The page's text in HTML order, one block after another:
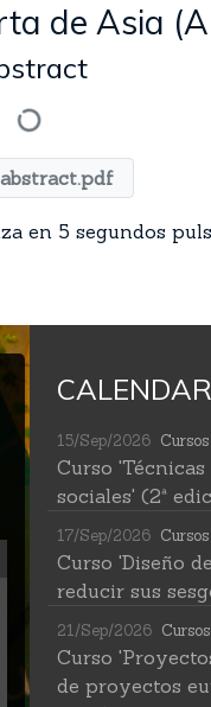
de Asia
en 5 segundos
15/Sep/2026 Cursos
Curso
sociales' (2ª
17/Sep/2026 Cursos
Curso 'Diseño
reducir sus
21/Sep/2026 Cursos
Curso
de proyectos